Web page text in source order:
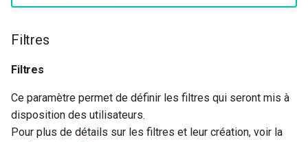
Filtres
Filtres
Ce paramètre permet de définir les filtres qui seront mis à
disposition des utilisateurs.
Pour plus de détails sur les filtres et leur création, voir la